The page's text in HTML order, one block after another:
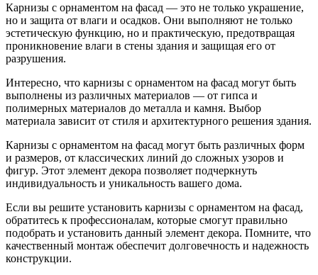
Карнизы с орнаментом на фасад — это не только украшение,
но и защита от влаги и осадков. Они выполняют не только
эстетическую функцию, но и практическую, предотвращая
проникновение влаги в стены здания и защищая его от
разрушения.
Интересно, что карнизы с орнаментом на фасад могут быть
выполнены из различных материалов — от гипса и
полимерных материалов до металла и камня. Выбор
материала зависит от стиля и архитектурного решения здания.
Карнизы с орнаментом на фасад могут быть различных форм
и размеров, от классических линий до сложных узоров и
фигур. Этот элемент декора позволяет подчеркнуть
индивидуальность и уникальность вашего дома.
Если вы решите установить карнизы с орнаментом на фасад,
обратитесь к профессионалам, которые смогут правильно
подобрать и установить данный элемент декора. Помните, что
качественный монтаж обеспечит долговечность и надежность
конструкции.